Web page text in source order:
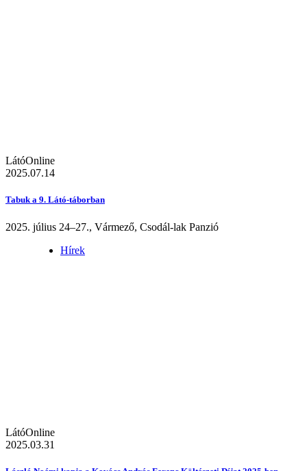
LátóOnline
2025.07.14
Tabuk a 9. Látó-táborban
2025. július 24–27., Vármező, Csodál-lak Panzió
Hírek
LátóOnline
2025.03.31